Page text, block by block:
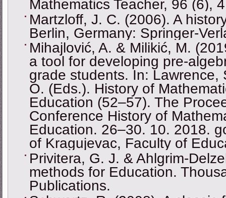
Mathematics Teacher, 96 (6),
Martzloff, J. C. (2006). A
Berlin, Germany: Springer-
Mihajlović, A. & Milikić, M.
a tool for developing pre-
grade students. In: Lawrence,
O. (Eds.). History of
Education (52–57). The
Conference History of
Education. 26–30. 10. 2018.
of Kragujevac, Faculty of
Privitera, G. J. & Ahlgrim-
methods for Education.
Publications.